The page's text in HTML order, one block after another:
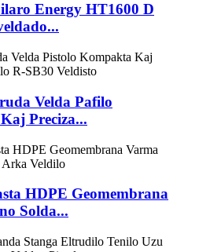
Energy HT1600 D
Velda Pafilo
Preciza...
HDPE Geomembrana
Solda...